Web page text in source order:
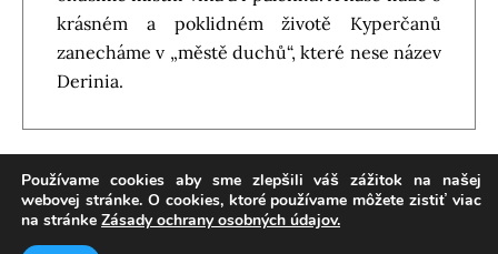
krásném a poklidném životě Kyperčanů
zanecháme v „městě duchů“, které nese název
Derinia.
Theme: Reblog byMoral Themes.Zásady ochrany
Používame cookies aby sme zlepšili váš zážitok na našej
webovej stránke. O cookies, ktoré používame môžete zistiť viac
na stránke Zásady ochrany osobných údajov.